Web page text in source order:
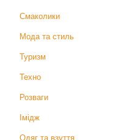
Смаколики
Мода та стиль
Туризм
Техно
Розваги
Імідж
Одяг та взуття